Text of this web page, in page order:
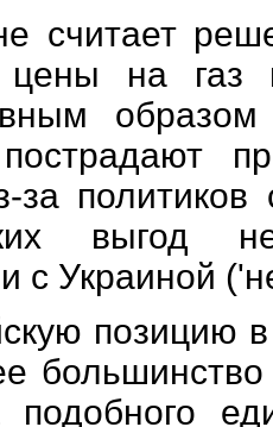
считает
на газ
пострадают
за
выгод
с Украиной
позицию
подобного